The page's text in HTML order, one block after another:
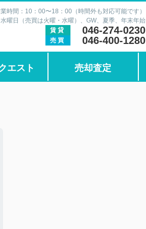
時間：10：00〜18：00（時間外も対応可能です）
曜日（売買は火曜・水曜）、GW、夏季、年末年始
賃貸
046-274-0230
売買 046-400-1280
エスト 売却査定